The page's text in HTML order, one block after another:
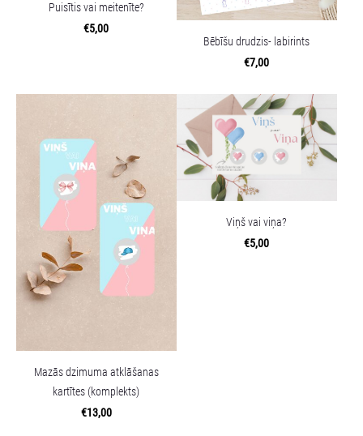
Puisītis vai meitenīte?
€5,00
Bēbīšu drudzis- labirints
€7,00
Mazās dzimuma atklāšanas
kartītes (komplekts)
€13,00
Viņš vai viņa?
€5,00